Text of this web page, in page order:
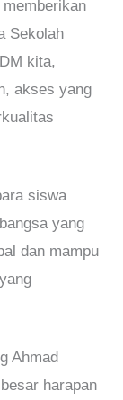
Sekolah
kita,
akses yang
siswa
yang
dan mampu
Ahmad
harapan